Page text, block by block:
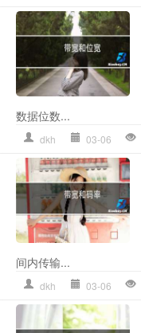
数据位数...
dkh 03-06
间内传输...
dkh 03-06